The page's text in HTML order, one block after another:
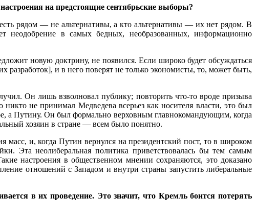
на предстоящие сентябрьские выборы?
рядом — не альтернативы, а кто альтернативы — их нет рядом. В
неодобрение в самых бедных, необразованных, информационно
новую доктрину, не появился. Если широко будет обсуждаться
и в него поверят не только экономисты, то, может быть,
Он лишь взволновал публику; повторить что-то вроде призыва
не принимал Медведева всерьез как носителя власти, это был
а Путину. Он был формально верховным главнокомандующим, когда
хозяин в стране — всем было понятно.
и, когда Путин вернулся на президентский пост, то в широком
Эта неолиберальная политика приветствовалась бы тем самым
настроения в общественном мнении сохраняются, это доказано
отношений с Западом и внутри страны запустить либеральные
в их проведение. Это значит, что Кремль боится потерять